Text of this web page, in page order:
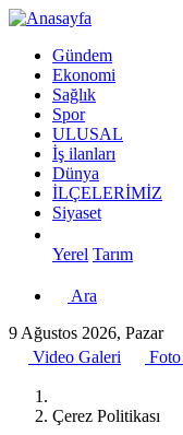
Gündem
Ekonomi
Sağlık
Spor
ULUSAL
İş ilanları
Dünya
İLÇELERİMİZ
Siyaset
Yerel Tarım
Ara
9 Ağustos 2026, Pazar
Video Galeri
Çerez Politikası